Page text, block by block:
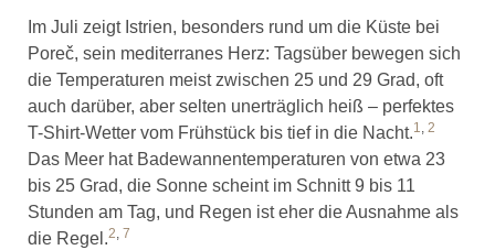
Im Juli zeigt Istrien, besonders rund um die Küste bei
Poreč, sein mediterranes Herz: Tagsüber bewegen sich
die Temperaturen meist zwischen 25 und 29 Grad, oft
auch darüber, aber selten unerträglich heiß – perfektes
T-Shirt-Wetter vom Frühstück bis tief in die Nacht.1, 2
Das Meer hat Badewannentemperaturen von etwa 23
bis 25 Grad, die Sonne scheint im Schnitt 9 bis 11
Stunden am Tag, und Regen ist eher die Ausnahme als
die Regel.2, 7